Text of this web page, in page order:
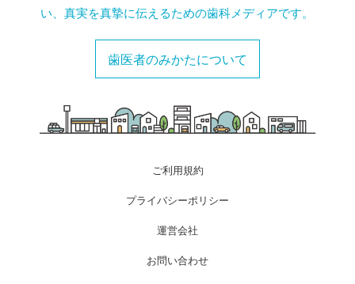
い、真実を真摯に伝えるための歯科メディアです。
歯医者のみかたについて
ご利用規約
プライバシーポリシー
運営会社
お問い合わせ